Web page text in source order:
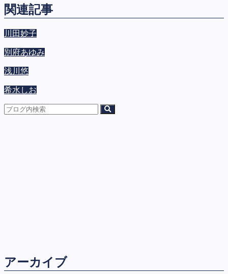
関連記事
川田妙子
別府あゆみ
浅川悠
希水しお
アーカイブ